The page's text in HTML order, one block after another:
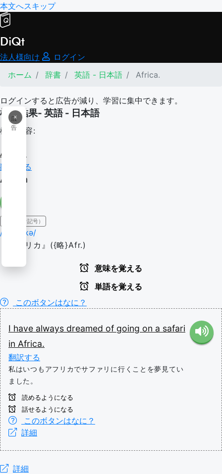
本文へスキップ
DiQt
法人様向け
ログイン
ホーム
辞書 英語 - 日本語 Africa.
ログインすると広告が減り、学習に集中できます。
×
広
告
検索結果- 英語 - 日本語
検索内容:
Africa.
翻訳する
Africa
IPA（発音記号）
/ˈæf.rɪ.kə/
『アフリカ』({略}Afr.)
意味を覚える
単語を覚える
このボタンはなに？
I have always dreamed of going on a safari
in Africa.
翻訳する
私はいつもアフリカでサファリに行くことを夢見てい
ました。
読めるようになる
話せるようになる
このボタンはなに？
詳細
詳細